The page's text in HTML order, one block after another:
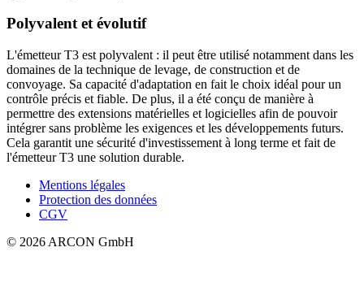
Polyvalent et évolutif
L'émetteur T3 est polyvalent : il peut être utilisé notamment dans les
domaines de la technique de levage, de construction et de
convoyage. Sa capacité d'adaptation en fait le choix idéal pour un
contrôle précis et fiable. De plus, il a été conçu de manière à
permettre des extensions matérielles et logicielles afin de pouvoir
intégrer sans problème les exigences et les développements futurs.
Cela garantit une sécurité d'investissement à long terme et fait de
l'émetteur T3 une solution durable.
Mentions légales
Protection des données
CGV
© 2026 ARCON GmbH